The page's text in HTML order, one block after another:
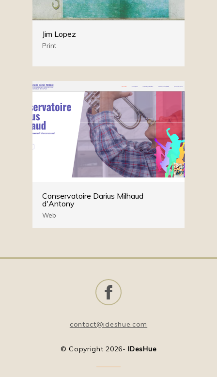
Jim Lopez
Print
Conservatoire Darius Milhaud
d'Antony
Web
contact@ideshue.com
© Copyright 2026-IDesHue